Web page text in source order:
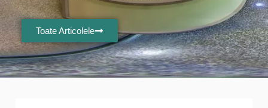
Toate Articolele